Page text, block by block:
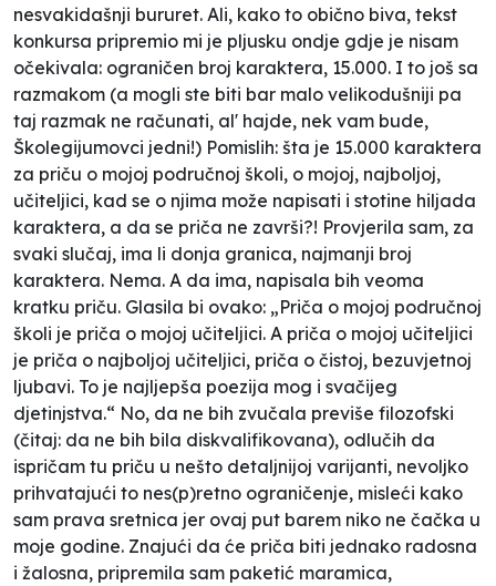
nesvakidašnji bururet. Ali, kako to obično biva, tekst
konkursa pripremio mi je pljusku ondje gdje je nisam
očekivala: ograničen broj karaktera, 15.000. I to još sa
razmakom (a mogli ste biti bar malo velikodušniji pa
taj razmak ne računati, al' hajde, nek vam bude,
Školegijumovci jedni!) Pomislih: šta je 15.000 karaktera
za priču o mojoj područnoj školi, o mojoj, najboljoj,
učiteljici, kad se o njima može napisati i stotine hiljada
karaktera, a da se priča ne završi?! Provjerila sam, za
svaki slučaj, ima li donja granica, najmanji broj
karaktera. Nema. A da ima, napisala bih veoma
kratku priču. Glasila bi ovako: „Priča o mojoj područnoj
školi je priča o mojoj učiteljici. A priča o mojoj učiteljici
je priča o najboljoj učiteljici, priča o čistoj, bezuvjetnoj
ljubavi. To je najljepša poezija mog i svačijeg
djetinjstva.“ No, da ne bih zvučala previše filozofski
(čitaj: da ne bih bila diskvalifikovana), odlučih da
ispričam tu priču u nešto detaljnijoj varijanti, nevoljko
prihvatajući to nes(p)retno ograničenje, misleći kako
sam prava sretnica jer ovaj put barem niko ne čačka u
moje godine. Znajući da će priča biti jednako radosna
i žalosna, pripremila sam paketić maramica,